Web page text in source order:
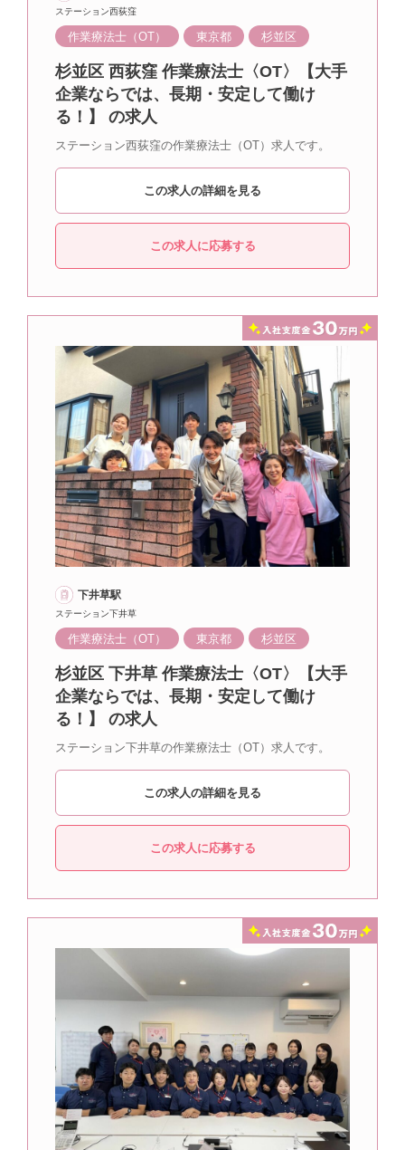
ステーション西荻窪
作業療法士（OT） 東京都 杉並区
杉並区 西荻窪 作業療法士〈OT〉【大手
企業ならでは、長期・安定して働け
る！】 の求人
ステーション西荻窪の作業療法士（OT）求人です。
この求人の詳細を見る
この求人に応募する
下井草駅
ステーション下井草
作業療法士（OT） 東京都 杉並区
杉並区 下井草 作業療法士〈OT〉【大手
企業ならでは、長期・安定して働け
る！】 の求人
ステーション下井草の作業療法士（OT）求人です。
この求人の詳細を見る
この求人に応募する